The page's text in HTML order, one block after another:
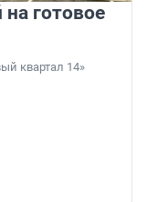
готовое
квартал 14»